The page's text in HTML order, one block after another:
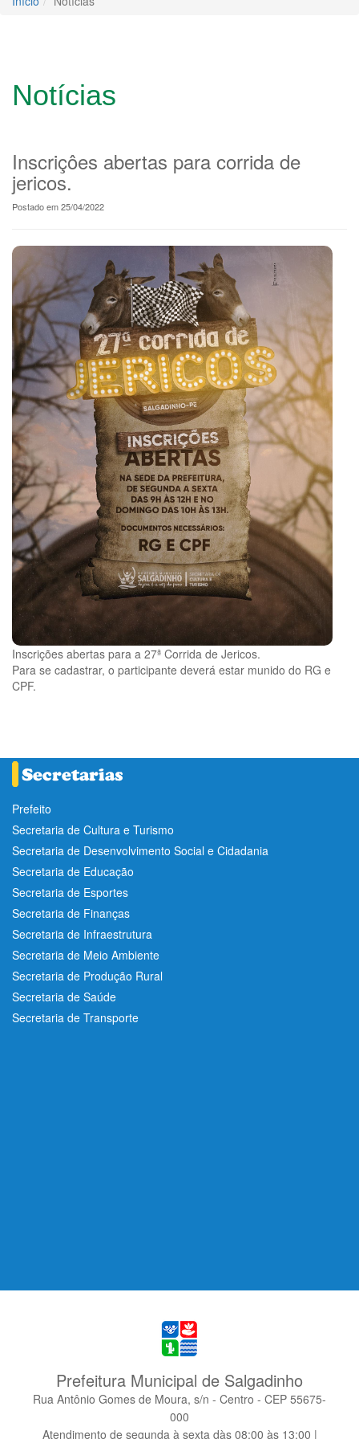
Notícias
Inscriçôes abertas para corrida de
jericos.
Postado em 25/04/2022
Inscrições abertas para a 27ª Corrida de Jericos.
Para se cadastrar, o participante deverá estar munido do RG e
CPF.
Prefeito
Secretaria de Cultura e Turismo
Secretaria de Desenvolvimento Social e Cidadania
Secretaria de Educação
Secretaria de Esportes
Secretaria de Finanças
Secretaria de Infraestrutura
Secretaria de Meio Ambiente
Secretaria de Produção Rural
Secretaria de Saúde
Secretaria de Transporte
Prefeitura Municipal de Salgadinho
Rua Antônio Gomes de Moura, s/n - Centro - CEP 55675-
000
Atendimento de segunda à sexta dàs 08:00 às 13:00 |